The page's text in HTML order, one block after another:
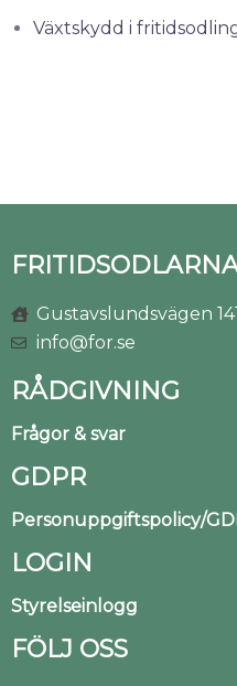
Växtskydd i
Gustavslundsvägen
info@for.se
RÅDGIVNING
Frågor & svar
GDPR
Personuppgiftspolicy/
LOGIN
Styrelseinlogg
FÖLJ OSS